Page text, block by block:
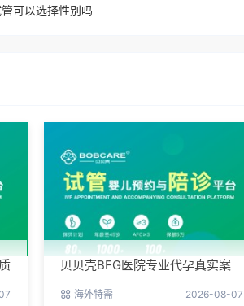
可以选择性别吗
贝贝壳BFG医院专业代孕真实案
海外特需 2026-08-07